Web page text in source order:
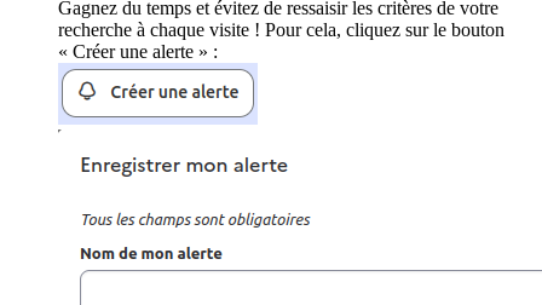
Gagnez du temps et évitez de ressaisir les critères de votre
recherche à chaque visite ! Pour cela, cliquez sur le bouton
« Créer une alerte » :